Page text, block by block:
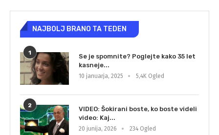
NAJBOLJ BRANO TA TEDEN
1
Se je spomnite? Poglejte kako 35 let
kasneje...
10 januarja, 2025 5,4K Ogled
2
VIDEO: Šokirani boste, ko boste videli
video: Kaj...
20 junija, 2026 234 Ogled